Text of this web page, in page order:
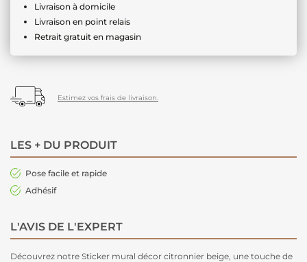
Livraison à domicile
Livraison en point relais
Retrait gratuit en magasin
Estimez vos frais de livraison.
LES + DU PRODUIT
Pose facile et rapide
Adhésif
L'AVIS DE L'EXPERT
Découvrez notre Sticker mural décor citronnier beige, une touche de